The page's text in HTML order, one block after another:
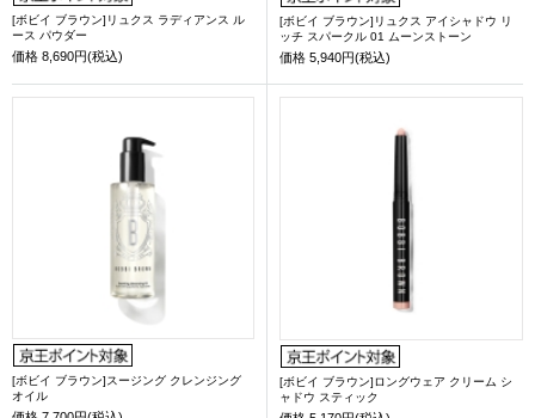
[ボビイ ブラウン]リュクス ラディアンス ル
ース パウダー
価格 8,690円(税込)
[ボビイ ブラウン]リュクス アイシャドウ リ
ッチ スパークル 01 ムーンストーン
価格 5,940円(税込)
[ボビイ ブラウン]スージング クレンジング
オイル
[ボビイ ブラウン]ロングウェア クリーム シ
ャドウ スティック